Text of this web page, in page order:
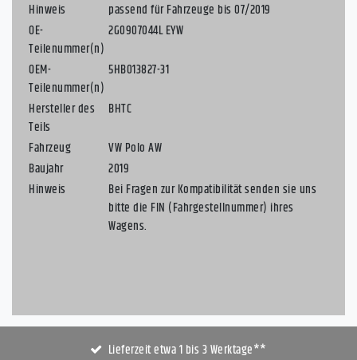
Hinweis
passend für Fahrzeuge bis 07/2019
OE-
Teilenummer(n)
2G0907044L EYW
OEM-
Teilenummer(n)
5HB013827-31
Hersteller des
Teils
BHTC
Fahrzeug
VW Polo AW
Baujahr
2019
Hinweis
Bei Fragen zur Kompatibilität senden sie uns
bitte die FIN (Fahrgestellnummer) ihres
Wagens.
Lieferzeit etwa 1 bis 3 Werktage**